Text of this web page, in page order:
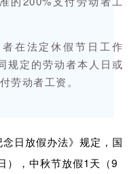
在法定休假节日工作
规定的劳动者本人日或
劳动者工资。
日放假办法》规定，国
），中秋节放假1天（9